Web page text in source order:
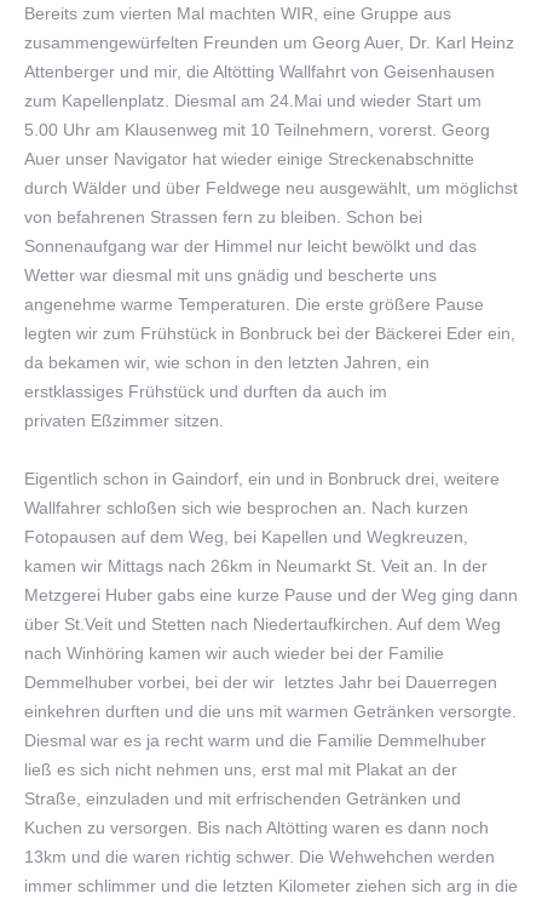
Bereits zum vierten Mal machten WIR, eine Gruppe aus
zusammengewürfelten Freunden um Georg Auer, Dr. Karl Heinz
Attenberger und mir, die Altötting Wallfahrt von Geisenhausen
zum Kapellenplatz. Diesmal am 24.Mai und wieder Start um
5.00 Uhr am Klausenweg mit 10 Teilnehmern, vorerst. Georg
Auer unser Navigator hat wieder einige Streckenabschnitte
durch Wälder und über Feldwege neu ausgewählt, um möglichst
von befahrenen Strassen fern zu bleiben. Schon bei
Sonnenaufgang war der Himmel nur leicht bewölkt und das
Wetter war diesmal mit uns gnädig und bescherte uns
angenehme warme Temperaturen. Die erste größere Pause
legten wir zum Frühstück in Bonbruck bei der Bäckerei Eder ein,
da bekamen wir, wie schon in den letzten Jahren, ein
erstklassiges Frühstück und durften da auch im
privaten Eßzimmer sitzen.
Eigentlich schon in Gaindorf, ein und in Bonbruck drei, weitere
Wallfahrer schloßen sich wie besprochen an. Nach kurzen
Fotopausen auf dem Weg, bei Kapellen und Wegkreuzen,
kamen wir Mittags nach 26km in Neumarkt St. Veit an. In der
Metzgerei Huber gabs eine kurze Pause und der Weg ging dann
über St.Veit und Stetten nach Niedertaufkirchen. Auf dem Weg
nach Winhöring kamen wir auch wieder bei der Familie
Demmelhuber vorbei, bei der wir letztes Jahr bei Dauerregen
einkehren durften und die uns mit warmen Getränken versorgte.
Diesmal war es ja recht warm und die Familie Demmelhuber
ließ es sich nicht nehmen uns, erst mal mit Plakat an der
Straße, einzuladen und mit erfrischenden Getränken und
Kuchen zu versorgen. Bis nach Altötting waren es dann noch
13km und die waren richtig schwer. Die Wehwehchen werden
immer schlimmer und die letzten Kilometer ziehen sich arg in die